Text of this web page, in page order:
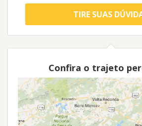
TIRE SUAS
Confira o trajeto